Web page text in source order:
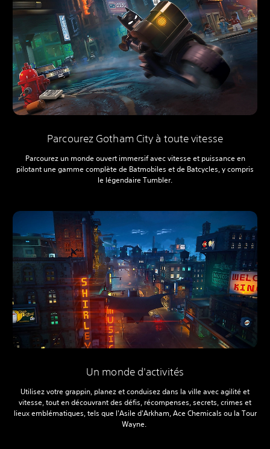
Parcourez Gotham City à toute vitesse
Parcourez un monde ouvert immersif avec vitesse et puissance en
pilotant une gamme complète de Batmobiles et de Batcycles, y compris
le légendaire Tumbler.
Un monde d'activités
Utilisez votre grappin, planez et conduisez dans la ville avec agilité et
vitesse, tout en découvrant des défis, récompenses, secrets, crimes et
lieux emblématiques, tels que l'Asile d'Arkham, Ace Chemicals ou la Tour
Wayne.‎